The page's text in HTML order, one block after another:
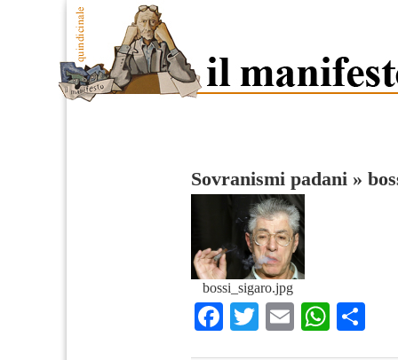
Sovranismi padani »
bossi_sigaro.jpg
Facebook
TwitterEmail